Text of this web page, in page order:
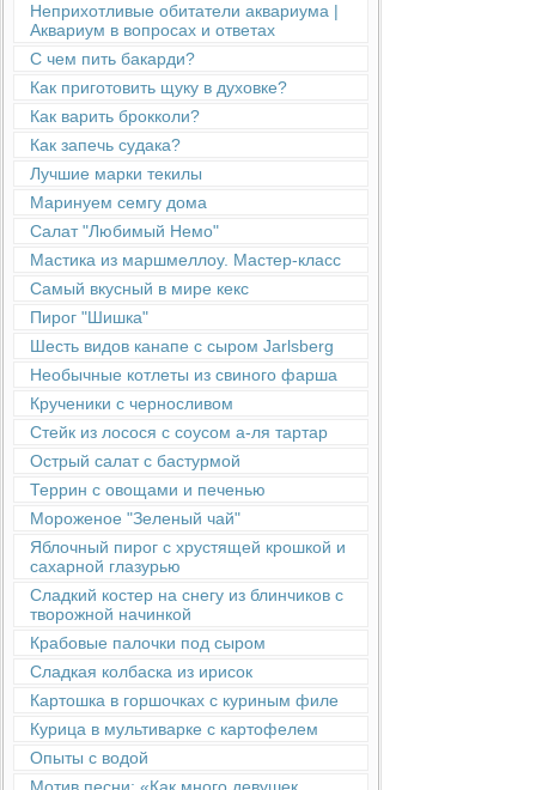
Неприхотливые обитатели аквариума |
Аквариум в вопросах и ответах
С чем пить бакарди?
Как приготовить щуку в духовке?
Как варить брокколи?
Как запечь судака?
Лучшие марки текилы
Маринуем семгу дома
Салат "Любимый Немо"
Мастика из маршмеллоу. Мастер-класс
Самый вкусный в мире кекс
Пирог "Шишка"
Шесть видов канапе с сыром Jarlsberg
Необычные котлеты из свиного фарша
Крученики с черносливом
Стейк из лосося с соусом а-ля тартар
Острый салат с бастурмой
Террин с овощами и печенью
Мороженое "Зеленый чай"
Яблочный пирог с хрустящей крошкой и
сахарной глазурью
Сладкий костер на снегу из блинчиков с
творожной начинкой
Крабовые палочки под сыром
Сладкая колбаска из ирисок
Картошка в горшочках с куриным филе
Курица в мультиварке с картофелем
Опыты с водой